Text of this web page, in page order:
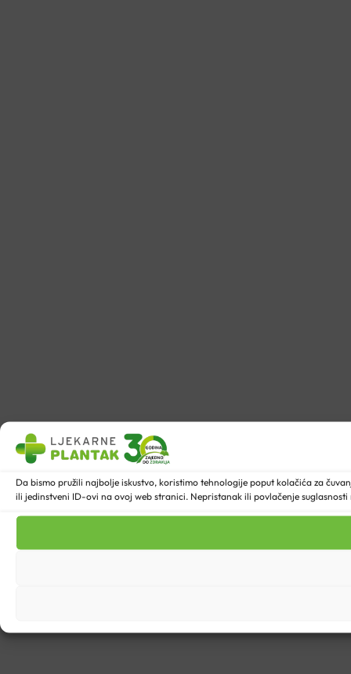
Da bismo pružili najbolje iskustvo, koristimo tehnologije poput kolačića za
ili jedinstveni ID-ovi na ovoj web stranici. Nepristanak ili povlačenje